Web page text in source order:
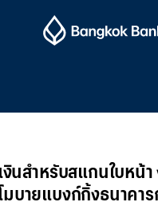
ต่างประเทศ
งินสำหรับสแกนใบหน้
มบายแบงก์กิ้งธนาคา